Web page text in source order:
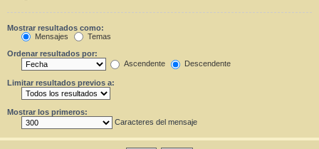
Mostrar resultados como:
Mensajes
Temas
Ordenar resultados por:
Ascendente
Descendente
Limitar resultados previos a:
Mostrar los primeros:
Caracteres del mensaje